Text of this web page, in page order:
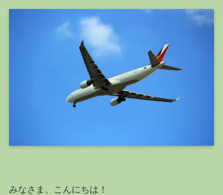
みなさま、こんにちは！